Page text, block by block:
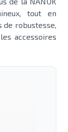
tout en
de robustesse,
accessoires